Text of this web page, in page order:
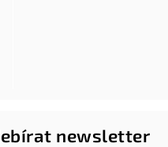
newsletter